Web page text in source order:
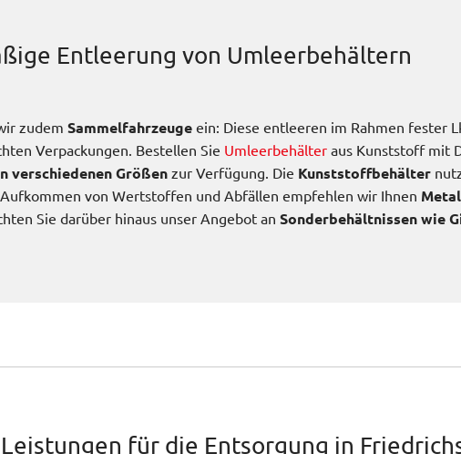
Entleerung von Umleerbehältern
zudem Sammelfahrzeuge ein: Diese entleeren im Rahmen fester
Verpackungen. Bestellen Sie Umleerbehälter aus Kunststoff mit
verschiedenen Größen zur Verfügung. Die Kunststoffbehälter
Aufkommen von Wertstoffen und Abfällen empfehlen wir Ihnen
Sie darüber hinaus unser Angebot an Sonderbehältnissen wie
für die Entsorgung in